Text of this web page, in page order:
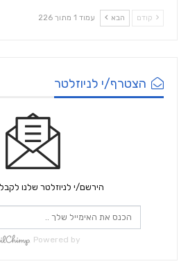
קודם הבא עמוד 1 מתוך 226
הצטרף/י לניוזלטר
הירשם/י לניוזלטר שלנו
Powered by